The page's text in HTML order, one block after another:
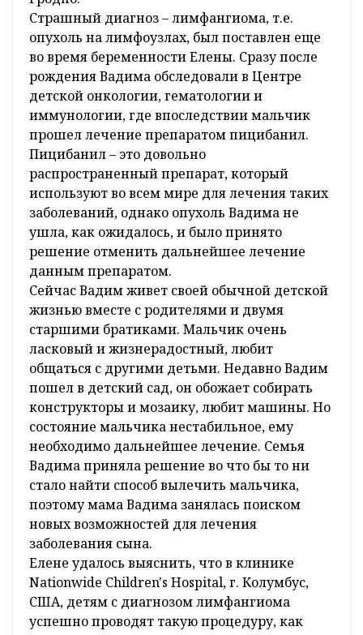
«О болезни Вадима мы узнали задолго до его
рождения. Когда он родился, мы были
готовы ко всему. К счастью, он мог сам
дышать и кушать», – рассказывает Елена
Ракчеева, мама трехлетнего Вадима из
Гродно.
Страшный диагноз – лимфангиома, т.е.
опухоль на лимфоузлах, был поставлен еще
во время беременности Елены. Сразу после
рождения Вадима обследовали в Центре
детской онкологии, гематологии и
иммунологии, где впоследствии мальчик
прошел лечение препаратом пицибанил.
Пицибанил – это довольно
распространенный препарат, который
используют во всем мире для лечения таких
заболеваний, однако опухоль Вадима не
ушла, как ожидалось, и было принято
решение отменить дальнейшее лечение
данным препаратом.
Сейчас Вадим живет своей обычной детской
жизнью вместе с родителями и двумя
старшими братиками. Мальчик очень
ласковый и жизнерадостный, любит
общаться с другими детьми. Недавно Вадим
пошел в детский сад, он обожает собирать